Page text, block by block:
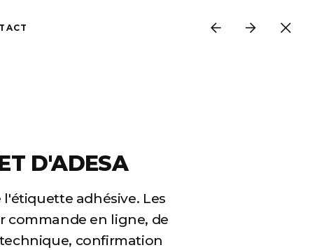
D'ADESA
adhésive. Les
commande en ligne, de
confirmation